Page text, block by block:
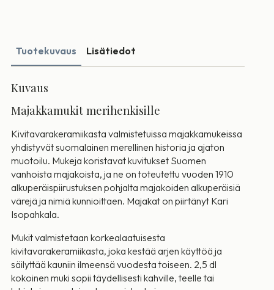
Tuotekuvaus Lisätiedot
Kuvaus
Majakkamukit merihenkisille
Kivitavarakeramiikasta valmistetuissa majakkamukeissa
yhdistyvät suomalainen merellinen historia ja ajaton
muotoilu. Mukeja koristavat kuvitukset Suomen
vanhoista majakoista, ja ne on toteutettu vuoden 1910
alkuperäispiirustuksen pohjalta majakoiden alkuperäisiä
värejä ja nimiä kunnioittaen. Majakat on piirtänyt Kari
Isopahkala.
Mukit valmistetaan korkealaatuisesta
kivitavarakeramiikasta, joka kestää arjen käyttöä ja
säilyttää kauniin ilmeensä vuodesta toiseen. 2,5 dl
kokoinen muki sopii täydellisesti kahville, teelle tai